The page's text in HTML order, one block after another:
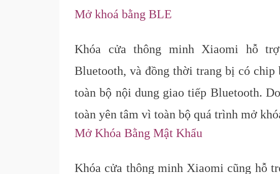
Mở khoá bằng BLE
Khóa cửa thông minh Xiaomi hỗ
Bluetooth, và đồng thời trang bị có
toàn bộ nội dung giao tiếp Bluetooth.
toàn yên tâm vì toàn bộ quá trình mở
Mở Khóa Bằng Mật Khẩu
Khóa cửa thông minh Xiaomi cũng hỗ